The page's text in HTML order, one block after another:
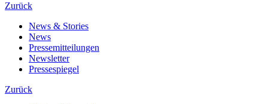
Zurück
News & Stories
News
Pressemitteilungen
Newsletter
Pressespiegel
Zurück